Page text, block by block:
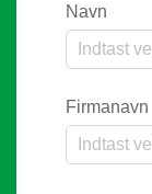
Navn
Firmanavn